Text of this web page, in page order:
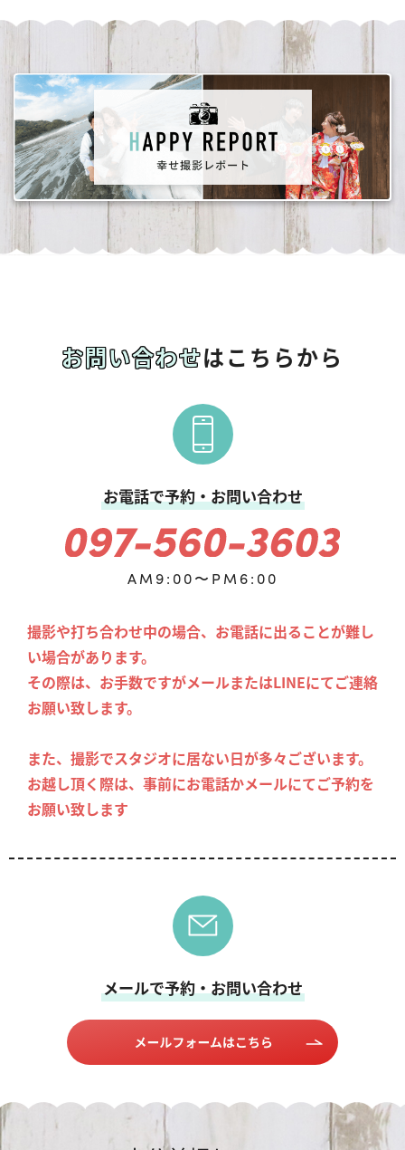
お問い合わせはこちらから
お電話で予約・お問い合わせ
AM9:00〜PM6:00
撮影や打ち合わせ中の場合、お電話に出ることが難し
い場合があります。
その際は、お手数ですがメールまたはLINEにてご連絡
お願い致します。
また、撮影でスタジオに居ない日が多々ございます。
お越し頂く際は、事前にお電話かメールにてご予約を
お願い致します
メールで予約・お問い合わせ